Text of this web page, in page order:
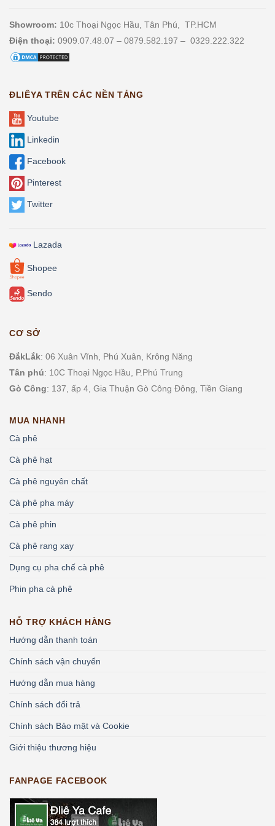
Showroom: 10c Thoại Ngọc Hầu, Tân Phú, TP.HCM
Điện thoại: 0909.07.48.07 – 0879.582.197 – 0329.222.322
ĐLIÊYA TRÊN CÁC NỀN TẢNG
Youtube
Linkedin
Facebook
Pinterest
Twitter
Lazada
Shopee
Sendo
CƠ SỞ
ĐắkLắk: 06 Xuân Vĩnh, Phú Xuân, Krông Năng
Tân phú: 10C Thoại Ngọc Hầu, P.Phú Trung
Gò Công: 137, ấp 4, Gia Thuận Gò Công Đông, Tiền Giang
MUA NHANH
Cà phê
Cà phê hạt
Cà phê nguyên chất
Cà phê pha máy
Cà phê phin
Cà phê rang xay
Dụng cụ pha chế cà phê
Phin pha cà phê
HỖ TRỢ KHÁCH HÀNG
Hướng dẫn thanh toán
Chính sách vận chuyển
Hướng dẫn mua hàng
Chính sách đổi trả
Chính sách Bảo mật và Cookie
Giới thiệu thương hiệu
FANPAGE FACEBOOK